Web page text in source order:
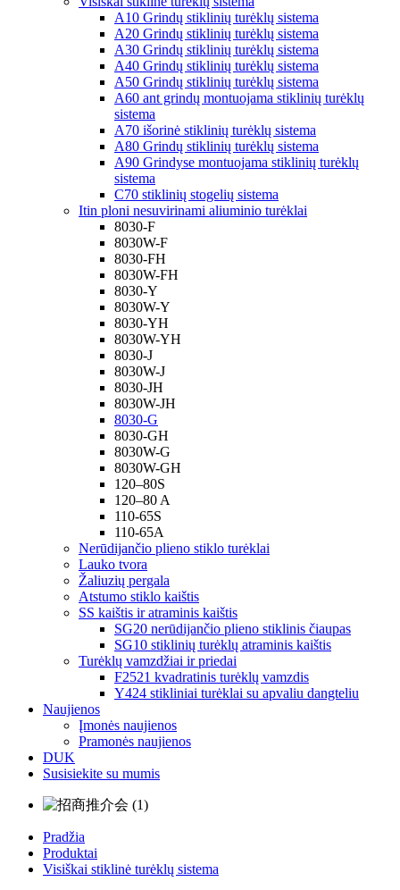
A10 Grindų stiklinių turėklų sistema
A20 Grindų stiklinių turėklų sistema
A30 Grindų stiklinių turėklų sistema
A40 Grindų stiklinių turėklų sistema
A50 Grindų stiklinių turėklų sistema
A60 ant grindų montuojama stiklinių turėklų
sistema
A70 išorinė stiklinių turėklų sistema
A80 Grindų stiklinių turėklų sistema
A90 Grindyse montuojama stiklinių turėklų
sistema
C70 stiklinių stogelių sistema
Itin ploni nesuvirinami aliuminio turėklai
8030-F
8030W-F
8030-FH
8030W-FH
8030-Y
8030W-Y
8030-YH
8030W-YH
8030-J
8030W-J
8030-JH
8030W-JH
8030-G
8030-GH
8030W-G
8030W-GH
120–80S
120–80 A
110-65S
110-65A
Nerūdijančio plieno stiklo turėklai
Lauko tvora
Žaliuzių pergala
Atstumo stiklo kaištis
SS kaištis ir atraminis kaištis
SG20 nerūdijančio plieno stiklinis čiaupas
SG10 stiklinių turėklų atraminis kaištis
Turėklų vamzdžiai ir priedai
F2521 kvadratinis turėklų vamzdis
Y424 stikliniai turėklai su apvaliu dangteliu
Naujienos
Įmonės naujienos
Pramonės naujienos
DUK
Susisiekite su mumis
Pradžia
Produktai
Visiškai stiklinė turėklų sistema